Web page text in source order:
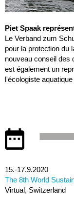
Piet Spaak
Le Verband zum
pour la protection du
nouveau conseil des
est également un
l'écologiste
15.-17.9.2020
The 8th World
Virtual, Switzerland